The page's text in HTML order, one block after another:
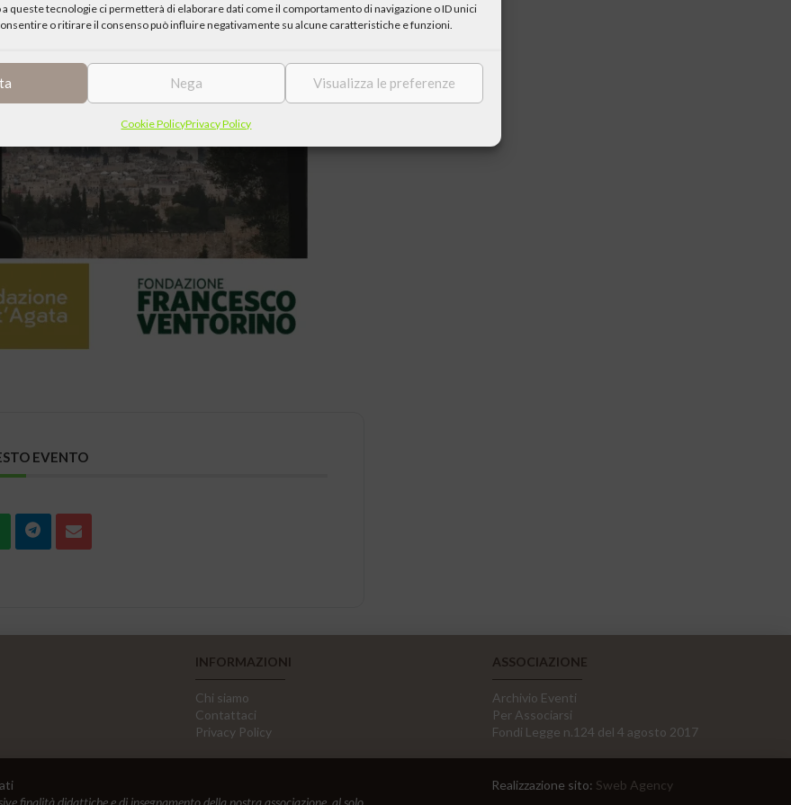
queste tecnologie ci permetterà di elaborare dati come il comportamento di navigazione o ID unici
o ritirare il consenso può influire negativamente su alcune caratteristiche e funzioni.
Nega Visualizza le preferenze
Cookie PolicyPrivacy Policy
EVENTO
INFORMAZIONI
Chi siamo
Contattaci
Privacy Policy
ASSOCIAZIONE
Archivio Eventi
Per Associarsi
Fondi Legge n.124 del 4 agosto 2017
finalità didattiche e di insegnamento della nostra associazione, al solo
Realizzazione sito: Sweb Agency